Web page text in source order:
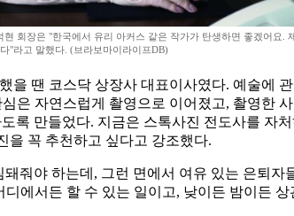
회장은 "한국에서 유리 아커스 같은 작가가 탄생하면 좋겠어요.
"라고 말했다. (브라보마이라이프DB)
을 땐 코스닥 상장사 대표이사였다. 예술에
은 자연스럽게 촬영으로 이어졌고, 촬영한
록 만들었다. 지금은 스톡사진 전도사를 자
을 꼭 추천하고 싶다고 강조했다.
줘야 하는데, 그런 면에서 여유 있는 은퇴
에서든 할 수 있는 일이고, 낮이든 밤이든 상